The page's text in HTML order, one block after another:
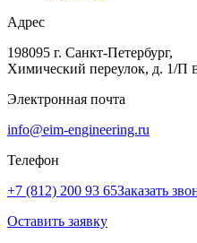
Адрес
198095 г. Санкт-Петербург,
Химический переулок, д. 1/П
Электронная почта
info@eim-engineering.ru
Телефон
+7 (812) 200 93 65Заказать
Оставить заявку